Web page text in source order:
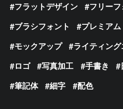
フラットデザイン
フリーフ
ブラシフォント
プレミアム
モックアップ
ライティン
ロゴ
写真加工 手書き
筆記体
細字 配色